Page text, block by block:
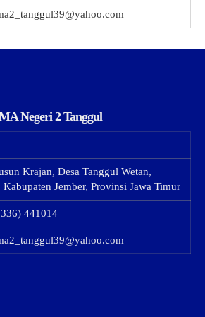
Negeri 2 Tanggul
Krajan, Desa Tanggul Wetan,
Jember, Provinsi Jawa Timur
441014